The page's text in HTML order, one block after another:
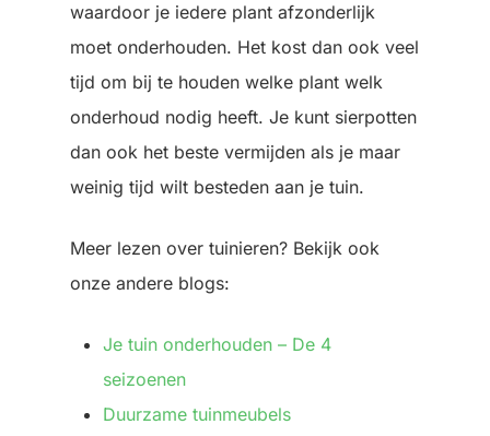
waardoor je iedere plant afzonderlijk
moet onderhouden. Het kost dan ook veel
tijd om bij te houden welke plant welk
onderhoud nodig heeft. Je kunt sierpotten
dan ook het beste vermijden als je maar
weinig tijd wilt besteden aan je tuin.
Meer lezen over tuinieren? Bekijk ook
onze andere blogs:
Je tuin onderhouden – De 4
seizoenen
Duurzame tuinmeubels